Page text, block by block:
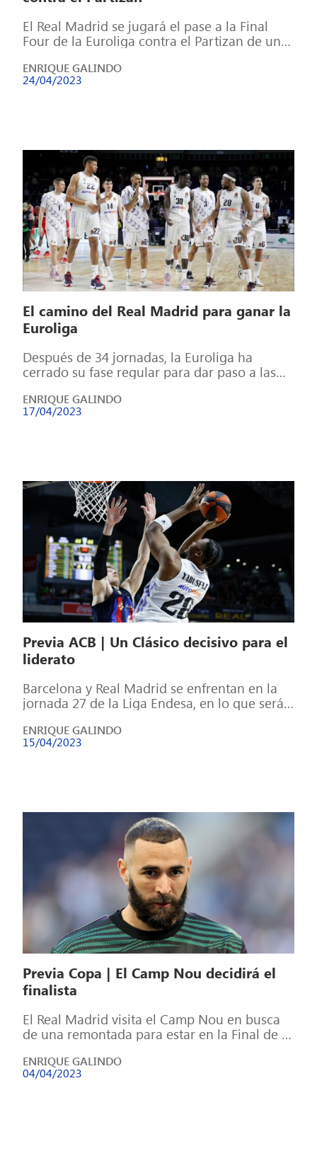
El Real Madrid se jugará el pase a la Final
Four de la Euroliga contra el Partizan de un
ENRIQUE GALINDO
24/04/2023
El camino del Real Madrid para ganar la
Euroliga
Después de 34 jornadas, la Euroliga ha
cerrado su fase regular para dar paso a las
ENRIQUE GALINDO
17/04/2023
Previa ACB | Un Clásico decisivo para el
liderato
Barcelona y Real Madrid se enfrentan en la
jornada 27 de la Liga Endesa, en lo que será
ENRIQUE GALINDO
15/04/2023
Previa Copa | El Camp Nou decidirá el
finalista
El Real Madrid visita el Camp Nou en busca
de una remontada para estar en la Final de la
ENRIQUE GALINDO
04/04/2023